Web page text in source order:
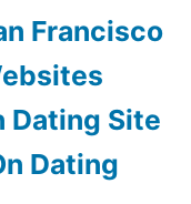
Francisco
Dating Site
Dating